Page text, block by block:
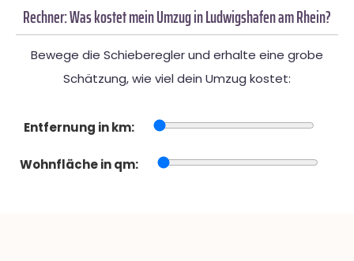
Rechner: Was kostet mein Umzug in Ludwigshafen am Rhein?
Bewege die Schieberegler und erhalte eine grobe
Schätzung, wie viel dein Umzug kostet:
Entfernung in km:
Wohnfläche in qm: